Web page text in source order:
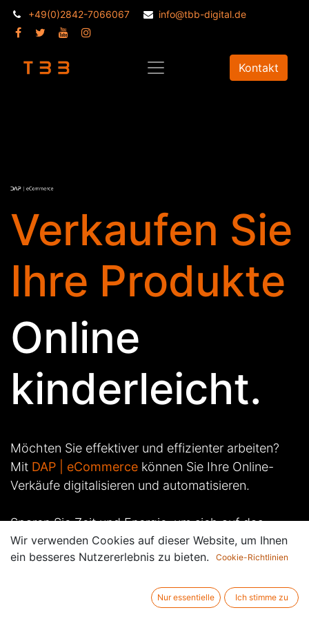
+49(0)2842-7066067 info@tbb-digital.de
Kontakt
Verkaufen Sie
Ihre Produkte
Online
kinderleicht.
Möchten Sie effektiver und effizienter arbeiten?
Mit DAP | eCommerce können Sie Ihre Online-
Verkäufe digitalisieren und automatisieren.
Sparen Sie Zeit und Energie, um sich auf das
Wesentliche zu konzentrieren:
Die Bedürfnisse Ihrer Kunden.
Wir verwenden Cookies auf dieser Website, um Ihnen
ein besseres Nutzererlebnis zu bieten.
Cookie-Richtlinien
Nur essentielle Ich stimme zu